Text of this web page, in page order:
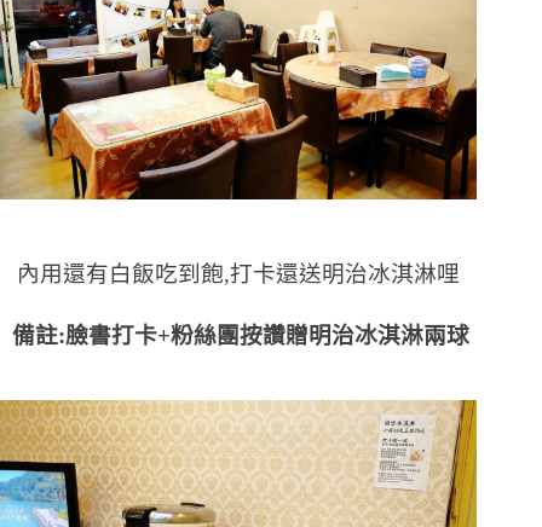
內用還有白飯吃到飽,打卡還送明治冰淇淋哩
備註:臉書打卡+粉絲團按讚贈明治冰淇淋兩球